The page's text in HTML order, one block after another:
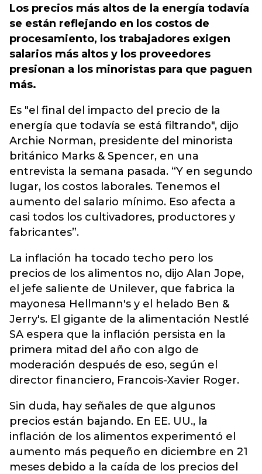
Los precios más altos de la energía todavía
se están reflejando en los costos de
procesamiento, los trabajadores exigen
salarios más altos y los proveedores
presionan a los minoristas para que paguen
más.
Es "el final del impacto del precio de la
energía que todavía se está filtrando", dijo
Archie Norman, presidente del minorista
británico Marks & Spencer, en una
entrevista la semana pasada. “Y en segundo
lugar, los costos laborales. Tenemos el
aumento del salario mínimo. Eso afecta a
casi todos los cultivadores, productores y
fabricantes”.
La inflación ha tocado techo pero los
precios de los alimentos no, dijo Alan Jope,
el jefe saliente de Unilever, que fabrica la
mayonesa Hellmann's y el helado Ben &
Jerry's. El gigante de la alimentación Nestlé
SA espera que la inflación persista en la
primera mitad del año con algo de
moderación después de eso, según el
director financiero, Francois-Xavier Roger.
Sin duda, hay señales de que algunos
precios están bajando. En EE. UU., la
inflación de los alimentos experimentó el
aumento más pequeño en diciembre en 21
meses debido a la caída de los precios del